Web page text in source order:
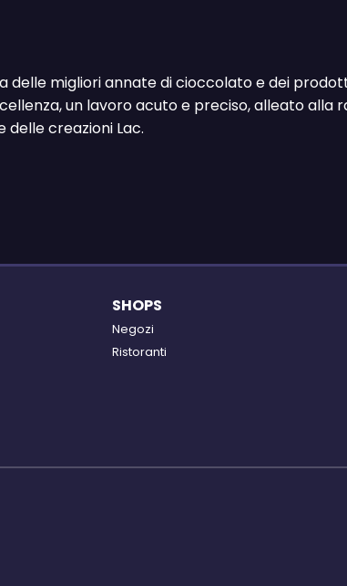
delle migliori annate di cioccolato e dei
un lavoro acuto e preciso, alleato alla
creazioni Lac.
SHOPS
Negozi
Ristoranti